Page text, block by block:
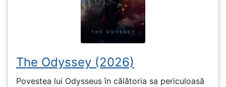
The Odyssey (2026)
Povestea lui Odysseus în călătoria sa periculoasă